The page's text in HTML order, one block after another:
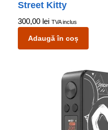
Street Kitty
300,00 lei TVA inclus
Adaugă în coș